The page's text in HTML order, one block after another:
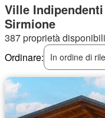
Ville
Sirmione
387 proprietà disponibili
Ordinare:
In ordine di